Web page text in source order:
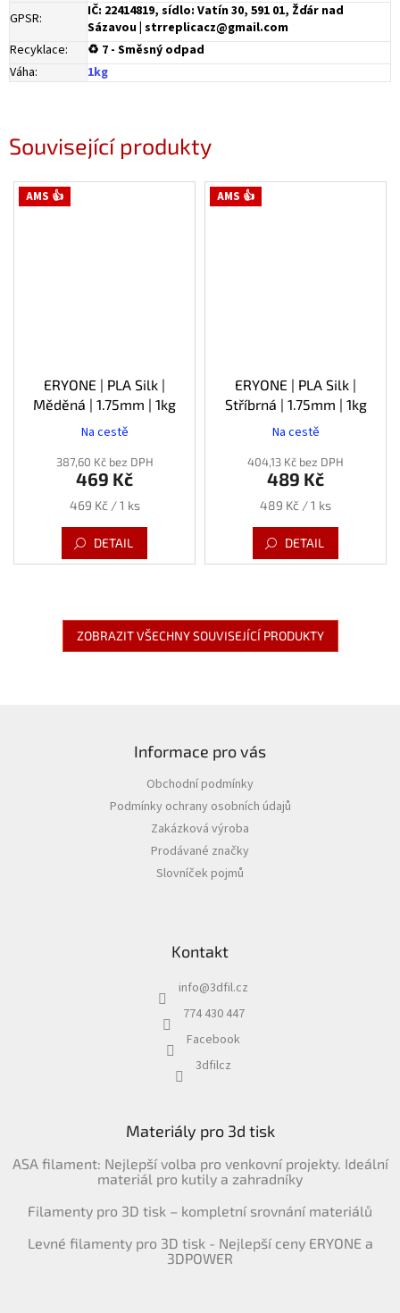
Související produkty
AMS 👍
ERYONE | PLA Silk |
Měděná | 1.75mm | 1kg
Na cestě
387,60 Kč bez DPH
469 Kč
Měrná
469 Kč / 1 ks
DETAIL
AMS 👍
ERYONE | PLA Silk |
Stříbrná | 1.75mm | 1kg
Na cestě
404,13 Kč bez DPH
489 Kč
Měrná
489 Kč / 1 ks
DETAIL
ZOBRAZIT VŠECHNY SOUVISEJÍCÍ PRODUKTY
GPSR:
IČ: 22414819, sídlo: Vatín 30, 591 01, Žďár nad
Sázavou | strreplicacz@gmail.com
Recyklace:
♻ 7 - Směsný odpad
Váha: 1kg
Informace pro vás
Obchodní podmínky
Podmínky ochrany osobních údajů
Zakázková výroba
Prodávané značky
Slovníček pojmů
Kontakt
info@3dfil.cz
774 430 447
Facebook
3dfilcz
Materiály pro 3d tisk
ASA filament: Nejlepší volba pro venkovní projekty. Ideální
materiál pro kutily a zahradníky
Filamenty pro 3D tisk – kompletní srovnání materiálů
Levné filamenty pro 3D tisk - Nejlepší ceny ERYONE a
3DPOWER